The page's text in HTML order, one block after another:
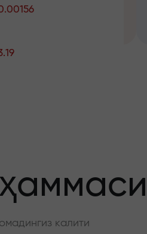
калити